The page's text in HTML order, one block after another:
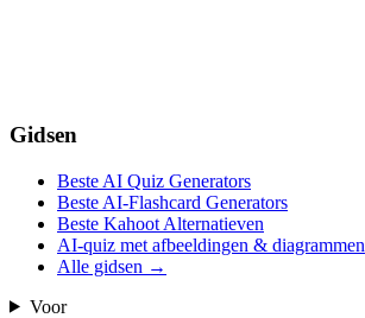
Gidsen
Beste AI Quiz Generators
Beste AI-Flashcard Generators
Beste Kahoot Alternatieven
AI-quiz met afbeeldingen & diagrammen
Alle gidsen →
Voor